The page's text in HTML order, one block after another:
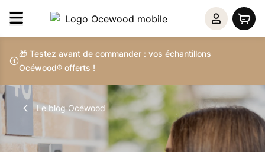
🎁 Testez avant de commander : vos échantillons
Océwood® offerts !
Le blog Océwood